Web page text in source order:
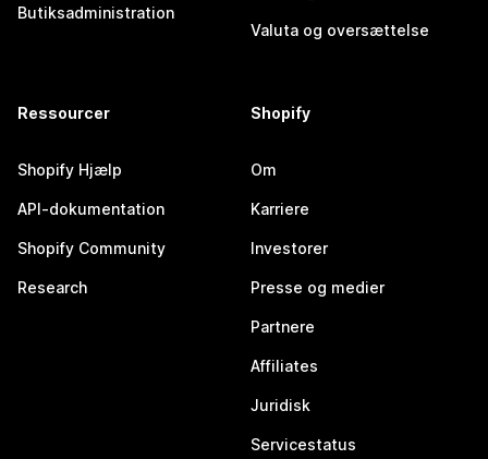
Butiksadministration
Valuta og oversættelse
Ressourcer
Shopify Hjælp
API-dokumentation
Shopify Community
Research
Shopify
Om
Karriere
Investorer
Presse og medier
Partnere
Affiliates
Juridisk
Servicestatus